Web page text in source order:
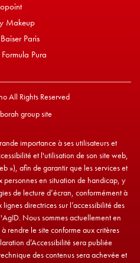
Makeup
Paris
Pura
All Rights Reserved
group site
importance à ses utilisateurs et
et l'utilisation de son site web,
»), afin de garantir que les services et
personnes en situation de handicap, y
de lecture d’écran, conformément à
directrices sur l’accessibilité des
Nous sommes actuellement en
rendre le site conforme aux critères
d’Accessibilité sera publiée
des contenus sera achevée et